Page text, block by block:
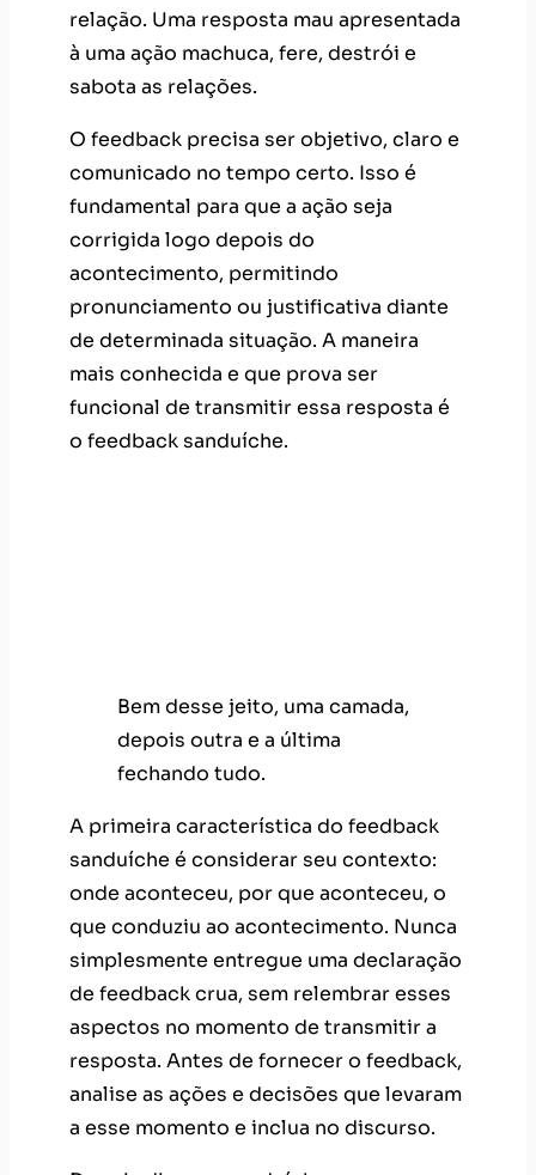
relação. Uma resposta mau apresentada
à uma ação machuca, fere, destrói e
sabota as relações.
O feedback precisa ser objetivo, claro e
comunicado no tempo certo. Isso é
fundamental para que a ação seja
corrigida logo depois do
acontecimento, permitindo
pronunciamento ou justificativa diante
de determinada situação. A maneira
mais conhecida e que prova ser
funcional de transmitir essa resposta é
o feedback sanduíche.
Bem desse jeito, uma camada,
depois outra e a última
fechando tudo.
A primeira característica do feedback
sanduíche é considerar seu contexto:
onde aconteceu, por que aconteceu, o
que conduziu ao acontecimento. Nunca
simplesmente entregue uma declaração
de feedback crua, sem relembrar esses
aspectos no momento de transmitir a
resposta. Antes de fornecer o feedback,
analise as ações e decisões que levaram
a esse momento e inclua no discurso.